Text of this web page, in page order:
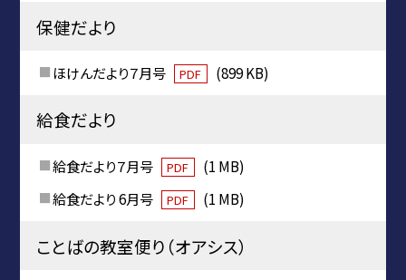
保健だより
ほけんだより７月号 PDF (899 KB)
給食だより
給食だより７月号 PDF
(1 MB)
給食だより 6月号
PDF (1 MB)
ことばの教室便り（オアシス）